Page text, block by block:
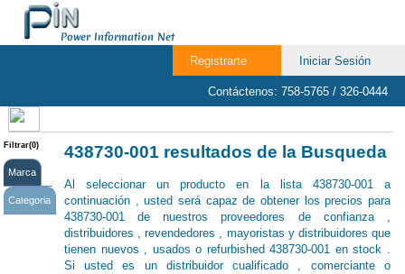
Power Information Net
Iniciar Sesión
Registrarte
Contáctenos: 758-5765 / 326-0444
Filtrar(0)
Marca
Categoria
438730-001 resultados de la Busqueda
Al seleccionar un producto en la lista 438730-001 a
continuación , usted será capaz de obtener los precios para
438730-001 de nuestros proveedores de confianza ,
distribuidores , revendedores , mayoristas y distribuidores que
tienen nuevos , usados ​​o refurbished 438730-001 en stock .
Si usted es un distribuidor cualificado , comerciante o